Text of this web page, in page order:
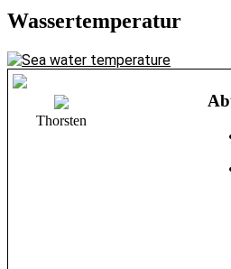
Wassertemperatur
Thorsten